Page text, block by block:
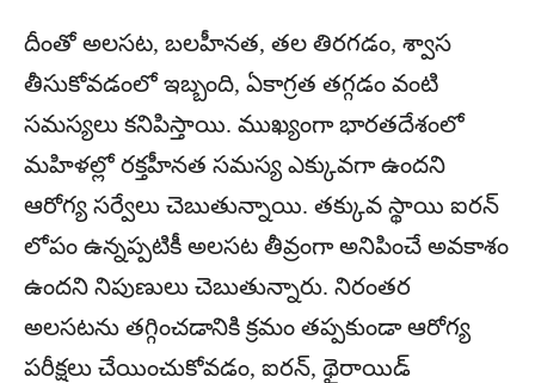
దీంతో అలసట, బలహీనత, తల తిరగడం, శ్వాస
తీసుకోవడంలో ఇబ్బంది, ఏకాగ్రత తగ్గడం వంటి
సమస్యలు కనిపిస్తాయి. ముఖ్యంగా భారతదేశంలో
మహిళల్లో రక్తహీనత సమస్య ఎక్కువగా ఉందని
ఆరోగ్య సర్వేలు చెబుతున్నాయి. తక్కువ స్థాయి ఐరన్
లోపం ఉన్నప్పటికీ అలసట తీవ్రంగా అనిపించే అవకాశం
ఉందని నిపుణులు చెబుతున్నారు. నిరంతర
అలసటను తగ్గించడానికి క్రమం తప్పకుండా ఆరోగ్య
పరీక్షలు చేయించుకోవడం, ఐరన్, థైరాయిడ్